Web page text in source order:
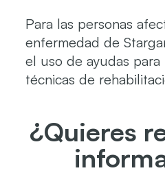
Para las personas
enfermedad de
el uso de ayudas para
técnicas de
¿Quieres